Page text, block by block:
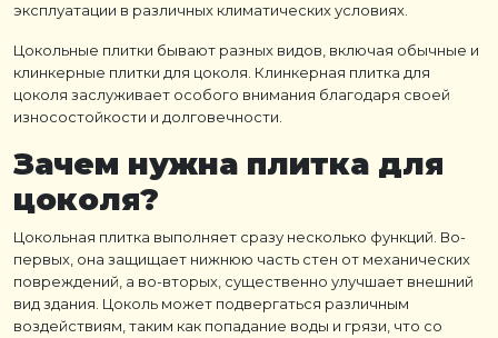
эксплуатации в различных климатических условиях.
Цокольные плитки бывают разных видов, включая обычные и
клинкерные плитки для цоколя Клинкерная плитка для
цоколя заслуживает особого внимания благодаря своей
износостойкости и долговечности.
Зачем нужна плитка для
цоколя?
Цокольная плитка выполняет сразу несколько функций. Во-
первых, она защищает нижнюю часть стен от механических
повреждений, а во-вторых, существенно улучшает внешний
вид здания. Цоколь может подвергаться различным
воздействиям, таким как попадание воды и грязи, что со